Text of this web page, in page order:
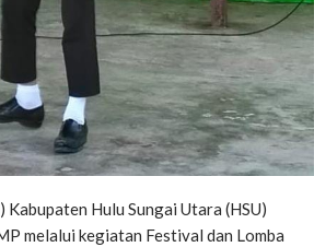
Hulu Sungai Utara (HSU)
melalui kegiatan Festival dan Lomba